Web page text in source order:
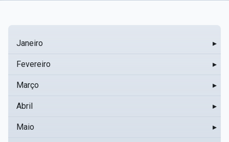
Janeiro ▸
Fevereiro ▸
Março ▸
Abril ▸
Maio ▸